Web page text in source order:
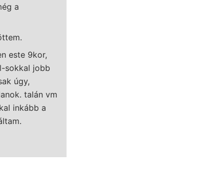
a
este 9kor,
sokkal jobb
úgy,
talán vm
inkább a